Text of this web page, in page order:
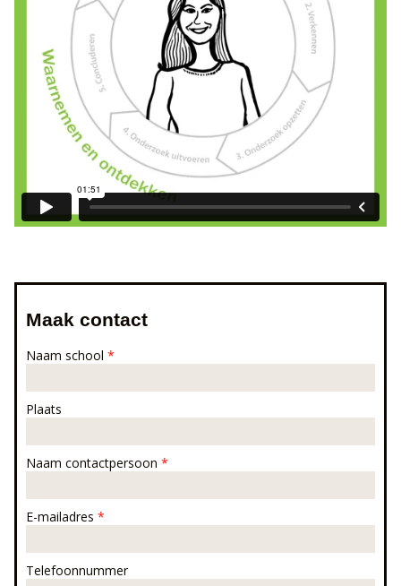
Maak contact
Naam school *
Plaats
Naam contactpersoon *
E-mailadres *
Telefoonnummer